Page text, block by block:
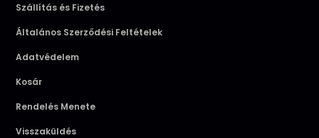
Szállítás és Fizetés
Általános Szerződési Feltételek
Adatvédelem
Kosár
Rendelés Menete
Visszaküldés